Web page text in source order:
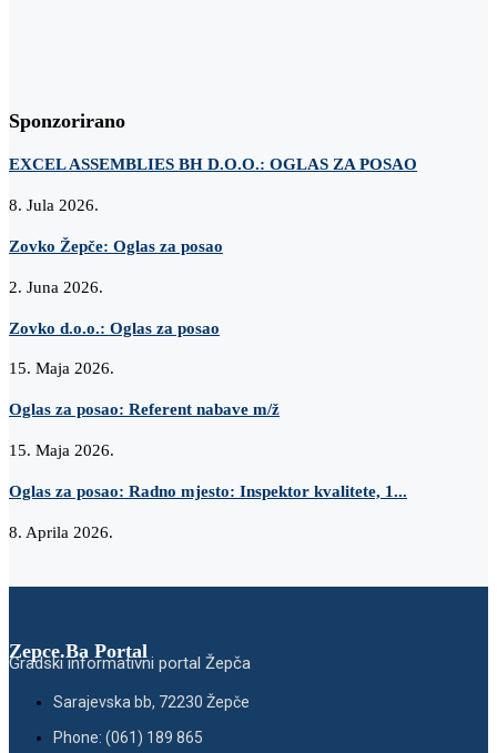
Sponzorirano
EXCEL ASSEMBLIES BH D.O.O.: OGLAS ZA POSAO
8. Jula 2026.
Zovko Žepče: Oglas za posao
2. Juna 2026.
Zovko d.o.o.: Oglas za posao
15. Maja 2026.
Oglas za posao: Referent nabave m/ž
15. Maja 2026.
Oglas za posao: Radno mjesto: Inspektor kvalitete, 1...
8. Aprila 2026.
Zepce.Ba Portal
Gradski informativni portal Žepča
Sarajevska bb, 72230 Žepče
Phone: (061) 189 865